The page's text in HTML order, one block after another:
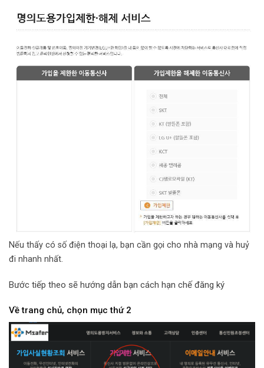
Nếu thấy có số điện thoại lạ, bạn cần gọi cho nhà mạng và huỷ
đi nhanh nhất.
Bước tiếp theo sẽ hướng dẫn bạn cách hạn chế đăng ký
Về trang chủ, chọn mục thứ 2